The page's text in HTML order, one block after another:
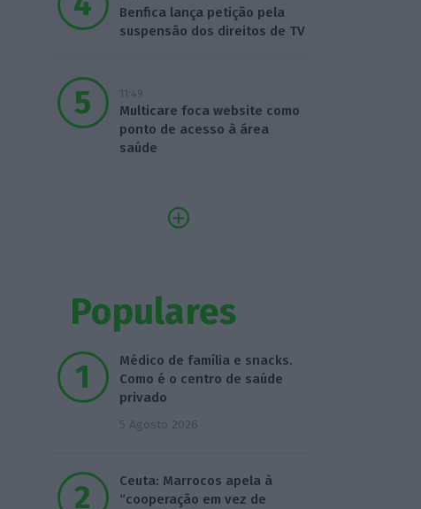
Benfica lança petição pela
suspensão dos direitos de TV
11:49
Multicare foca website como
ponto de acesso à área
saúde
Populares
Médico de família e snacks.
Como é o centro de saúde
privado
5 Agosto 2026
Ceuta: Marrocos apela à
“cooperação em vez de